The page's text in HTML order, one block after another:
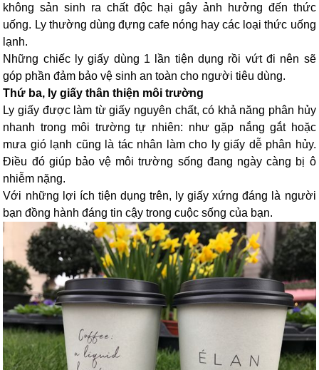
không sản sinh ra chất độc hại gây ảnh hưởng đến thức
uống. Ly thường dùng đựng cafe nóng hay các loại thức uống
lạnh.
Những chiếc ly giấy dùng 1 lần tiện dụng rồi vứt đi nên sẽ
góp phần đảm bảo vệ sinh an toàn cho người tiêu dùng.
Thứ ba, ly giấy thân thiện môi trường
Ly giấy được làm từ giấy nguyên chất, có khả năng phân hủy
nhanh trong môi trường tự nhiên: như gặp nắng gắt hoặc
mưa gió lạnh cũng là tác nhân làm cho ly giấy dễ phân hủy.
Điều đó giúp bảo vệ môi trường sống đang ngày càng bị ô
nhiễm nặng.
Với những lợi ích tiện dụng trên, ly giấy xứng đáng là người
bạn đồng hành đáng tin cậy trong cuộc sống của bạn.